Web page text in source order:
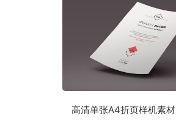
高清单张A4折页样机素材